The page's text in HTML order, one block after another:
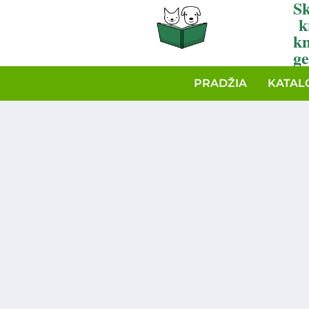
PRADŽIA